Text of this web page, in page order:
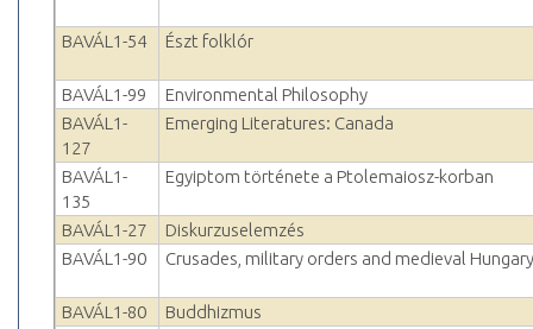
BAVÁL1-54 Észt folklór
BAVÁL1-99
Environmental Philosophy
BAVÁL1-
127
Emerging Literatures: Canada
BAVÁL1-
135
Egyiptom története a Ptolemaiosz-korban
BAVÁL1-27
Diskurzuselemzés
BAVÁL1-90
Crusades, military orders and medieval Hungary
BAVÁL1-80
Buddhizmus